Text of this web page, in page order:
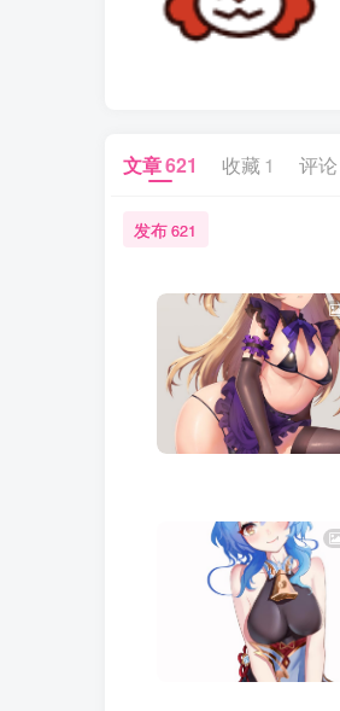
文章621 收藏 1 评论
发布621